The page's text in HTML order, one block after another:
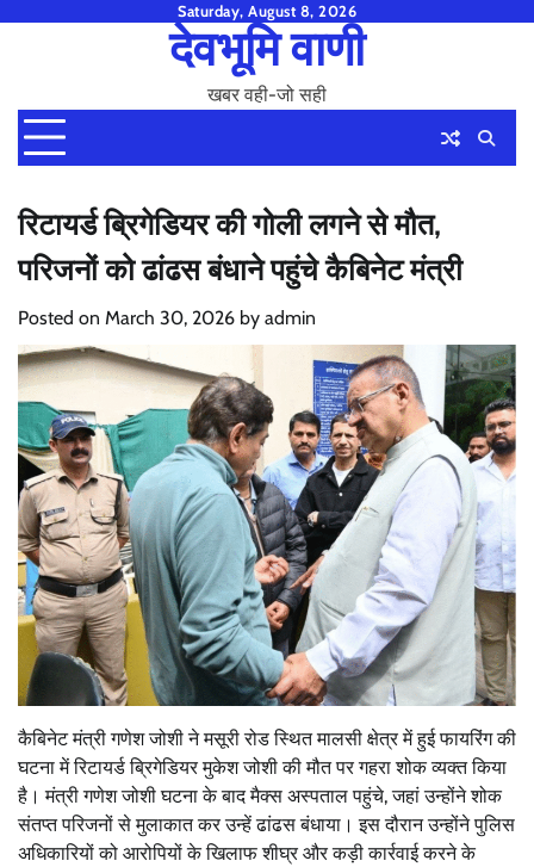
Saturday, August 8, 2026
देवभूमि वाणी
खबर वही-जो सही
रिटायर्ड ब्रिगेडियर की गोली लगने से मौत,
परिजनों को ढांढस बंधाने पहुंचे कैबिनेट मंत्री
Posted on March 30, 2026 by admin
कैबिनेट मंत्री गणेश जोशी ने मसूरी रोड स्थित मालसी क्षेत्र में हुई फायरिंग की
घटना में रिटायर्ड ब्रिगेडियर मुकेश जोशी की मौत पर गहरा शोक व्यक्त किया
है। मंत्री गणेश जोशी घटना के बाद मैक्स अस्पताल पहुंचे, जहां उन्होंने शोक
संतप्त परिजनों से मुलाकात कर उन्हें ढांढस बंधाया। इस दौरान उन्होंने पुलिस
अधिकारियों को आरोपियों के खिलाफ शीघ्र और कड़ी कार्रवाई करने के